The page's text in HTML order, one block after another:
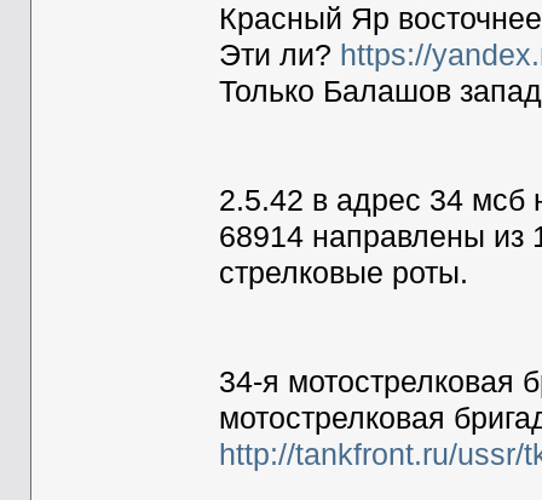
Красный Яр
Эти ли? https://
Только Балашов
2.5.42 в адрес 34
68914 направлены из
стрелковые роты.
34-я мотострелковая
мотострелковая
http://tankfront.ru/ussr/